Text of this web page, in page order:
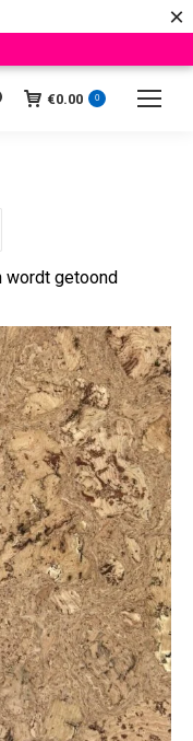
×
€0.00 0
wordt getoond
nieuwste